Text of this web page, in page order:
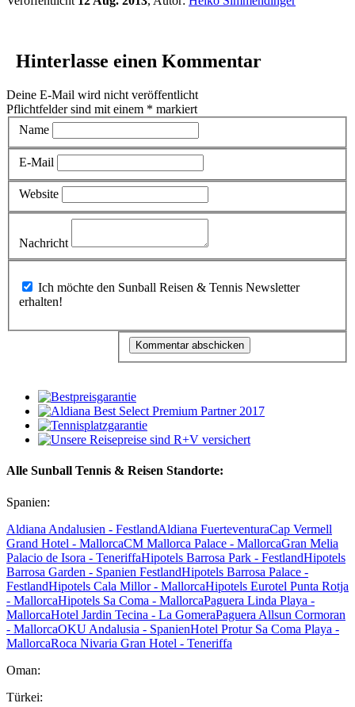
Hinterlasse einen Kommentar
Deine E-Mail wird nicht veröffentlicht
Pflichtfelder sind mit einem * markiert
Name
E-Mail
Website
Nachricht
erhalten!
Alle Sunball Tennis & Reisen Standorte:
Spanien:
Aldiana Andalusien - FestlandAldiana FuerteventuraCap Vermell
Grand Hotel - MallorcaCM Mallorca Palace - MallorcaGran Melia
Palacio de Isora - TeneriffaHipotels Barrosa Park - FestlandHipotels
Barrosa Garden - Spanien FestlandHipotels Barrosa Palace -
FestlandHipotels Cala Millor - MallorcaHipotels Eurotel Punta Rotja
- MallorcaHipotels Sa Coma - MallorcaPaguera Linda Playa -
MallorcaHotel Jardin Tecina - La GomeraPaguera Allsun Cormoran
- MallorcaOKU Andalusia - SpanienHotel Protur Sa Coma Playa -
MallorcaRoca Nivaria Gran Hotel - Teneriffa
Oman:
Türkei: